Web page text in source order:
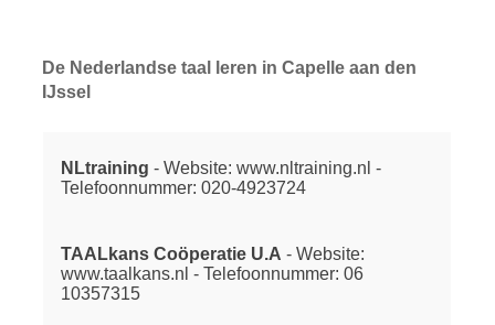
De Nederlandse taal leren in Capelle aan den
IJssel
NLtraining - Website: www.nltraining.nl -
Telefoonnummer: 020-4923724
TAALkans Coöperatie U.A - Website:
www.taalkans.nl - Telefoonnummer: 06
10357315